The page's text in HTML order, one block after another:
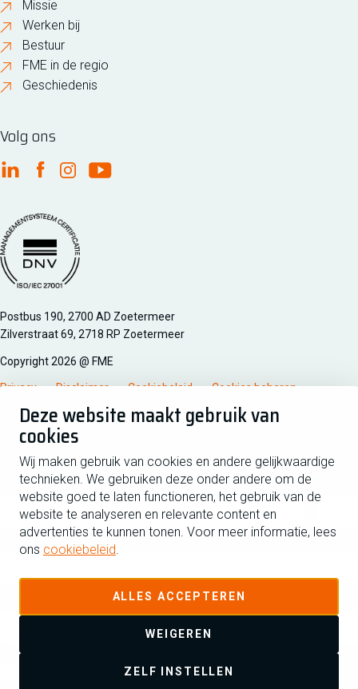
Deze website maakt gebruik van
cookies
Wij maken gebruik van cookies en andere gelijkwaardige
technieken. We gebruiken deze onder andere om de
website goed te laten functioneren, het gebruik van de
website te analyseren en relevante content en
advertenties te kunnen tonen. Voor meer informatie, lees
ons cookiebeleid.
ALLES ACCEPTEREN
WEIGEREN
ZELF INSTELLEN
Missie
Werken bij
Bestuur
FME in de regio
Geschiedenis
Volg ons
FME Linkedin
FME Facebook
FME Instagram
FME Youtube
Managementsyteem certificatie DNV iso/iec 27001
Postbus 190, 2700 AD Zoetermeer
Zilverstraat 69, 2718 RP Zoetermeer
Copyright 2026 @ FME
Privacy Disclaimer Cookiebeleid Cookies beheren
Schrijf je in voor de nieuwsbrief
Voornaam
Achternaam
Ja ik schrijf me in voor de nieuwsbrief en ga akkoord met de